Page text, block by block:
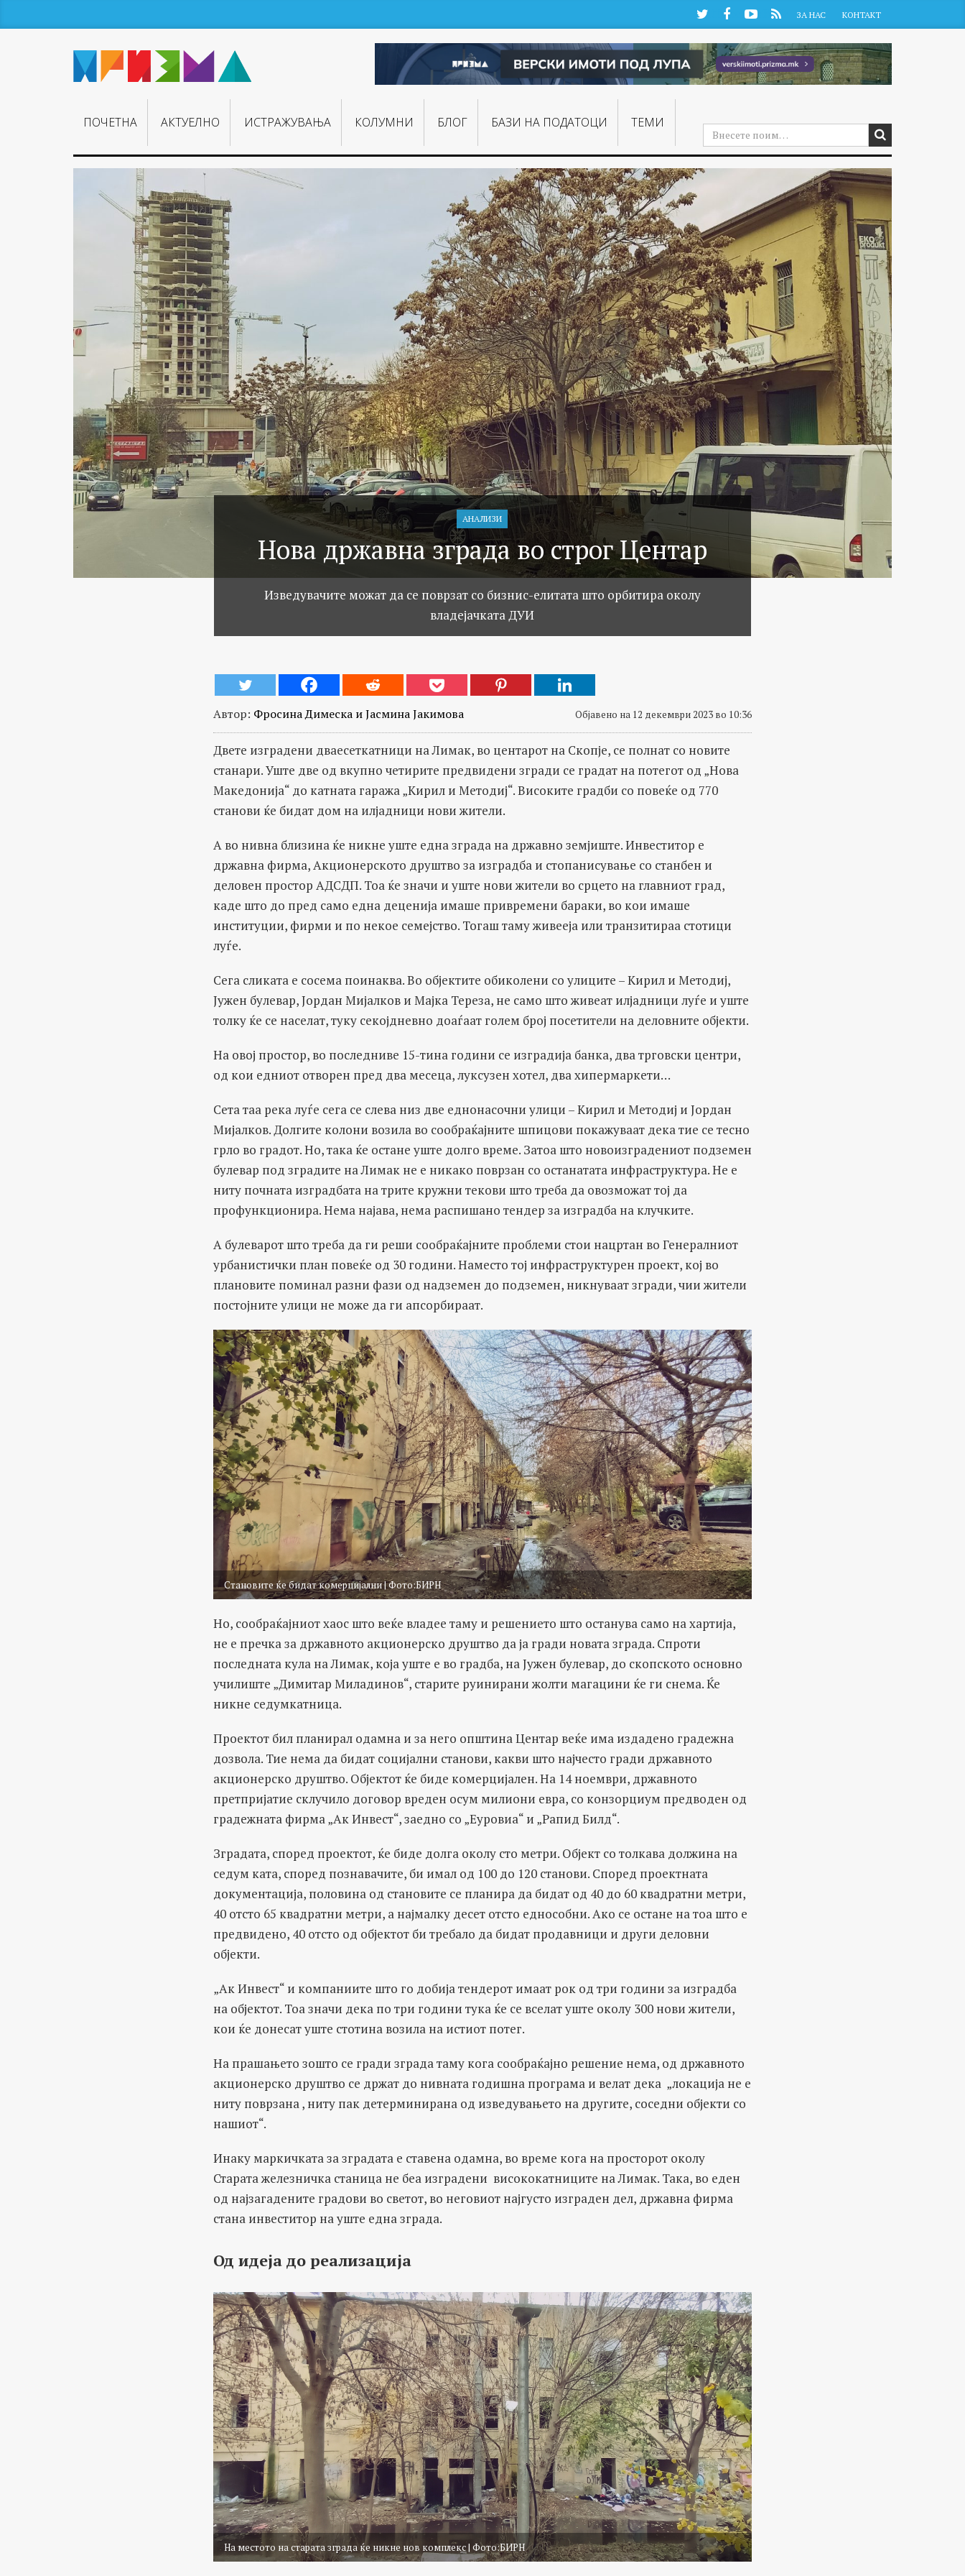
TwitterFacebookYouTube
RSS ЗА НАС КОНТАКТ
ПОЧЕТНА АКТУЕЛНО ИСТРАЖУВАЊA КОЛУМНИ БЛОГ БАЗИ НА ПОДАТОЦИ ТЕМИ
АНАЛИЗИ
Нова државна зграда во строг Центар
Изведувачите можат да се поврзат со бизнис-елитата што орбитира околу
владејачката ДУИ
Автор: Фросина Димеска и Јасмина Јакимова Објавено на 12 декември 2023 во 10:36
Двете изградени дваесеткатници на Лимак, во центарот на Скопје, се полнат со новите
станари. Уште две од вкупно четирите предвидени згради се градат на потегот од „Нова
Македонија“ до катната гаража „Кирил и Методиј“. Високите градби со повеќе од 770
станови ќе бидат дом на илјадници нови жители.
А во нивна близина ќе никне уште една зграда на државно земјиште. Инвеститор е
државна фирма, Акционерското друштво за изградба и стопанисување со станбен и
деловен простор АДСДП. Тоа ќе значи и уште нови жители во срцето на главниот град,
каде што до пред само една деценија имаше привремени бараки, во кои имаше
институции, фирми и по некое семејство. Тогаш таму живееја или транзитираа стотици
луѓе.
Сега сликата е сосема поинаква. Во објектите обиколени со улиците – Кирил и Методиј,
Јужен булевар, Јордан Мијалков и Мајка Тереза, не само што живеат илјадници луѓе и уште
толку ќе се населат, туку секојдневно доаѓаат голем број посетители на деловните објекти.
На овој простор, во последниве 15-тина години се изградија банка, два трговски центри,
од кои едниот отворен пред два месеца, луксузен хотел, два хипермаркети…
Сета таа река луѓе сега се слева низ две еднонасочни улици – Кирил и Методиј и Јордан
Мијалков. Долгите колони возила во сообраќајните шпицови покажуваат дека тие се тесно
грло во градот. Но, така ќе остане уште долго време. Затоа што новоизградениот подземен
булевар под зградите на Лимак не е никако поврзан со останатата инфраструктура. Не е
ниту почната изградбата на трите кружни текови што треба да овозможат тој да
профункционира. Нема најава, нема распишано тендер за изградба на клучките.
А булеварот што треба да ги реши сообраќајните проблеми стои нацртан во Генералниот
урбанистички план повеќе од 30 години. Наместо тој инфраструктурен проект, кој во
плановите поминал разни фази од надземен до подземен, никнуваат згради, чии жители
постојните улици не може да ги апсорбираат.
Становите ќе бидат комерцијални | Фото:БИРН
Но, сообраќајниот хаос што веќе владее таму и решението што останува само на хартија,
не е пречка за државното акционерско друштво да ја гради новата зграда. Спроти
последната кула на Лимак, која уште е во градба, на Јужен булевар, до скопското основно
училиште „Димитар Миладинов“, старите руинирани жолти магацини ќе ги снема. Ќе
никне седумкатница.
Проектот бил планирал одамна и за него општина Центар веќе има издадено градежна
дозвола. Тие нема да бидат социјални станови, какви што најчесто гради државното
акционерско друштво. Објектот ќе биде комерцијален. На 14 ноември, државното
претпријатие склучило договор вреден осум милиони евра, со конзорциум предводен од
градежната фирма „Ак Инвест“, заедно со „Еуровиа“ и „Рапид Билд“.
Зградата, според проектот, ќе биде долга околу сто метри. Објект со толкава должина на
седум ката, според познавачите, би имал од 100 до 120 станови. Според проектната
документација, половина од становите се планира да бидат од 40 до 60 квадратни метри,
40 отсто 65 квадратни метри, а најмалку десет отсто еднособни. Ако се остане на тоа што е
предвидено, 40 отсто од објектот би требало да бидат продавници и други деловни
објекти.
„Ак Инвест“ и компаниите што го добија тендерот имаат рок од три години за изградба
на објектот. Тоа значи дека по три години тука ќе се вселат уште околу 300 нови жители,
кои ќе донесат уште стотина возила на истиот потег.
На прашањето зошто се гради зграда таму кога сообраќајно решение нема, од државното
акционерско друштво се држат до нивната годишна програма и велат дека „локација не е
ниту поврзана , ниту пак детерминирана од изведувањето на другите, соседни објекти со
нашиот“.
Инаку маркичката за зградата е ставена одамна, во време кога на просторот околу
Старата железничка станица не беа изградени висококатниците на Лимак. Така, во еден
од најзагадените градови во светот, во неговиот најгусто изграден дел, државна фирма
стана инвеститор на уште една зграда.
Од идеја до реализација
На местото на старата зграда ќе никне нов комплекс | Фото:БИРН